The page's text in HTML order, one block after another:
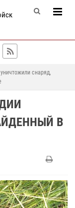
снаряд,
В